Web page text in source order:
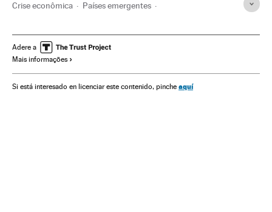
Crise econômica Países emergentes
Geopolítica Conjuntura econômica
Mercados financeiros
Matérias-primas Indústria BRICS
Adere a
Mais informações
Si está interesado en licenciar este contenido, pinche aquí